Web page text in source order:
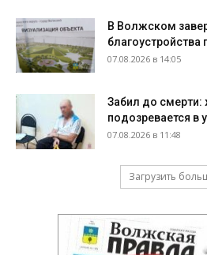
В Волжском
07.08.2026 в 14:05
Забил до
подозревается в
07.08.2026 в 11:48
Загрузить